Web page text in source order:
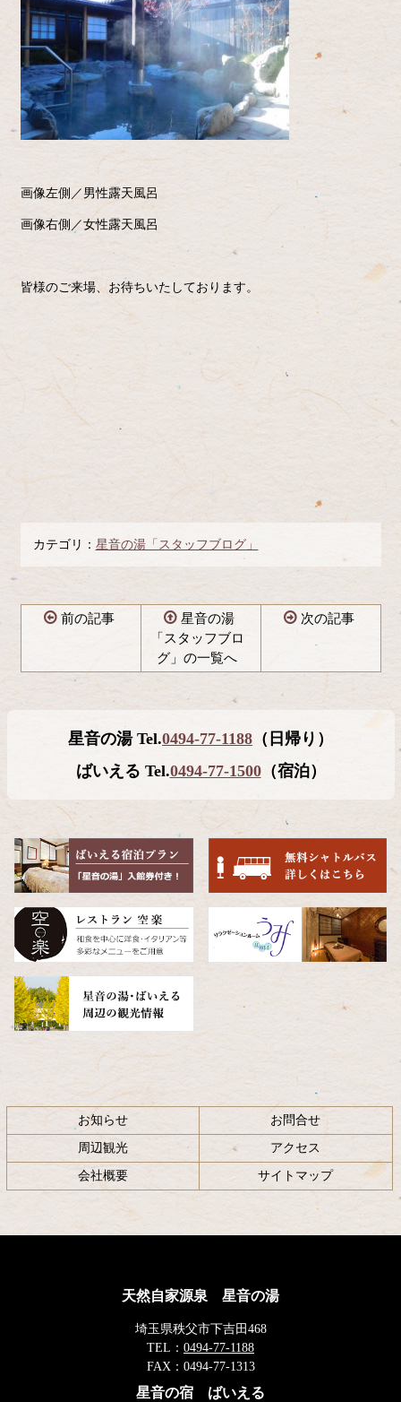
画像左側／男性露天風呂
画像右側／女性露天風呂
皆様のご来場、お待ちいたしております。
カテゴリ： 星音の湯「スタッフブログ」
前の記事
星音の湯
「スタッフブロ
グ」の一覧へ
次の記事
先
頭
へ
戻
る
る
星音の湯 Tel.0494-77-1188 （日帰り）
ばいえる Tel.0494-77-1500（宿泊）
お知らせ お問合せ
周辺観光 アクセス
会社概要 サイトマップ
天然自家源泉 星音の湯
埼玉県秩父市下吉田468
TEL： 0494-77-1188
FAX： 0494-77-1313
星音の宿 ばいえる